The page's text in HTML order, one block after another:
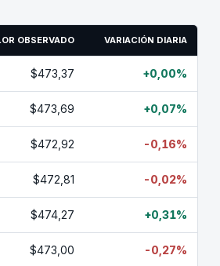
OBSERVADO VARIACIÓN DIARIA
$473,37 +0,00%
$473,69 +0,07%
$472,92 -0,16%
$472,81 -0,02%
$474,27 +0,31%
$473,00 -0,27%